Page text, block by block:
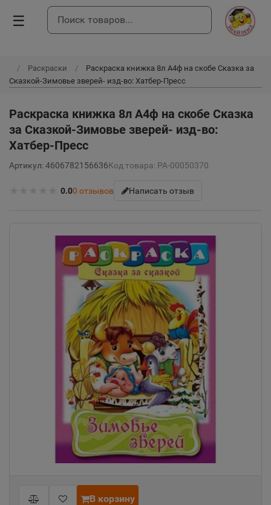
☰
Раскраски
Раскраска книжка 8л А4ф на скобе Сказка за
Сказкой-Зимовье зверей- изд-во: Хатбер-Пресс
Раскраска книжка 8л А4ф на скобе Сказка
за Сказкой-Зимовье зверей- изд-во:
Хатбер-Пресс
Артикул: 4606782156636Код товара: РА-00050370
0.00 отзывов Написать отзыв
В корзину